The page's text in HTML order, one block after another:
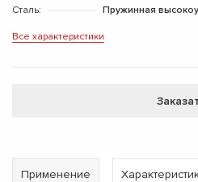
Сталь:
Пружинная
Все характеристики
Применение